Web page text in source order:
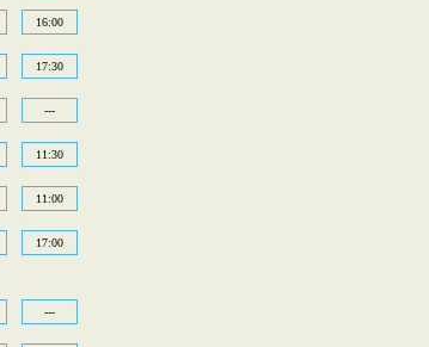
16:00
17:30
---
11:30
11:00
17:00
---